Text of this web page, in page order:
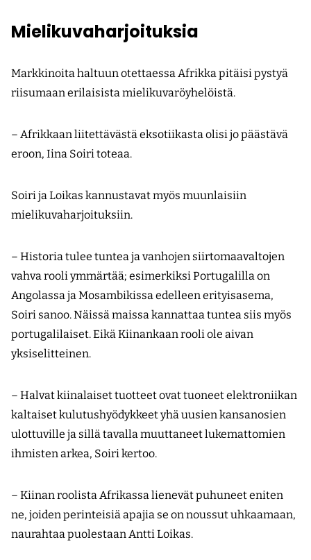
Mielikuvaharjoituksia
Markkinoita haltuun otettaessa Afrikka pitäisi pystyä
riisumaan erilaisista mielikuvaröyhelöistä.
– Afrikkaan liitettävästä eksotiikasta olisi jo päästävä
eroon, Iina Soiri toteaa.
Soiri ja Loikas kannustavat myös muunlaisiin
mielikuvaharjoituksiin.
– Historia tulee tuntea ja vanhojen siirtomaavaltojen
vahva rooli ymmärtää; esimerkiksi Portugalilla on
Angolassa ja Mosambikissa edelleen erityisasema,
Soiri sanoo. Näissä maissa kannattaa tuntea siis myös
portugalilaiset. Eikä Kiinankaan rooli ole aivan
yksiselitteinen.
– Halvat kiinalaiset tuotteet ovat tuoneet elektroniikan
kaltaiset kulutushyödykkeet yhä uusien kansanosien
ulottuville ja sillä tavalla muuttaneet lukemattomien
ihmisten arkea, Soiri kertoo.
– Kiinan roolista Afrikassa lienevät puhuneet eniten
ne, joiden perinteisiä apajia se on noussut uhkaamaan,
naurahtaa puolestaan Antti Loikas.